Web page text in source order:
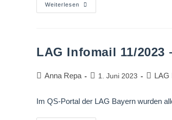
Weiterlesen
LAG Infomail 11/2023
Anna Repa 1. Juni 2023 LAG
Im QS-Portal der LAG Bayern wurden